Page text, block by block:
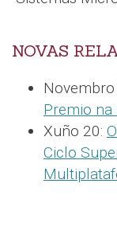
NOVAS
Novembro
Premio na
Xuño 20:
Ciclo